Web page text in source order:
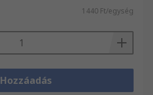
1440 Ft/egység
Hozzáadás